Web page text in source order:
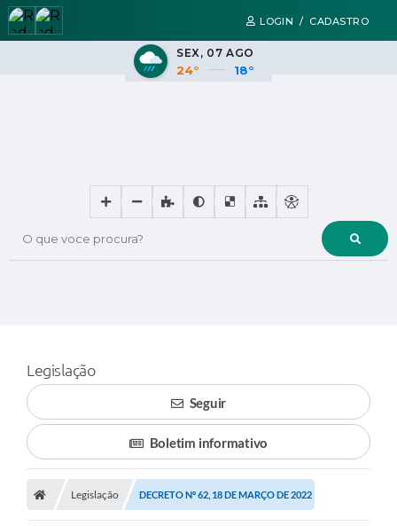
LOGIN / CADASTRO
O que voce procura?
SEX 07 AGO
24° 18°
Legislação
Seguir
Boletim informativo
Legislação DECRETO Nº 62, 18 DE MARÇO DE 2022